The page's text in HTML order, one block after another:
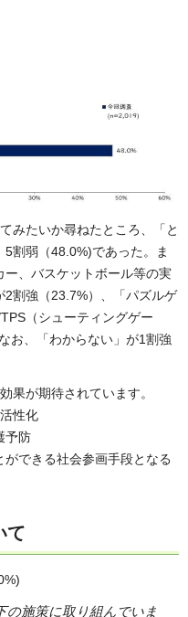
みたいか尋ねたところ、「と
割弱（48.0%)であった。ま
、バスケットボール等の実
割強（23.7%）、「パズルゲ
（シューティングゲー
お、「わからない」が1割強
果が期待されています。
性化
予防
ができる社会参画手段となる
て
の施策に取り組んでいま